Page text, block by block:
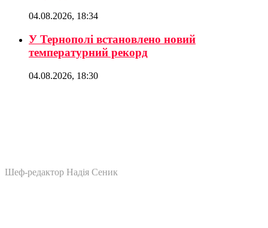
04.08.2026, 18:34
У Тернополі встановлено новий
температурний рекорд
04.08.2026, 18:30
Шеф-редактор Надія Сеник